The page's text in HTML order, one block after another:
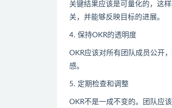
关键结果应该是可量化的，这
关，并能够反映目标的进展。
4. 保持OKR的透明度
OKR应该对所有团队成员公开
感。
5. 定期检查和调整
OKR不是一成不变的。团队应